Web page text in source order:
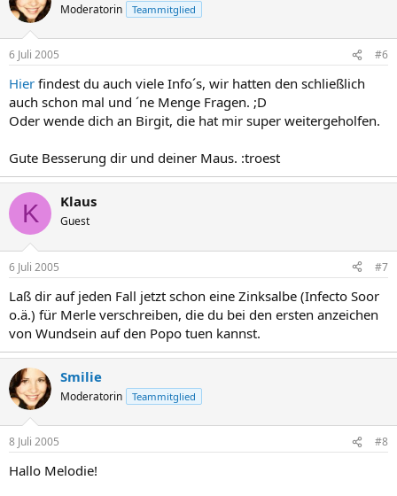
Moderatorin Teammitglied
6 Juli 2005 #6
Hier findest du auch viele Info´s, wir hatten den schließlich
auch schon mal und ´ne Menge Fragen. ;D
Oder wende dich an Birgit, die hat mir super weitergeholfen.
Gute Besserung dir und deiner Maus. :troest
K Klaus
Guest
6 Juli 2005 #7
Laß dir auf jeden Fall jetzt schon eine Zinksalbe (Infecto Soor
o.ä.) für Merle verschreiben, die du bei den ersten anzeichen
von Wundsein auf den Popo tuen kannst.
Smilie
Moderatorin Teammitglied
8 Juli 2005 #8
Hallo Melodie!